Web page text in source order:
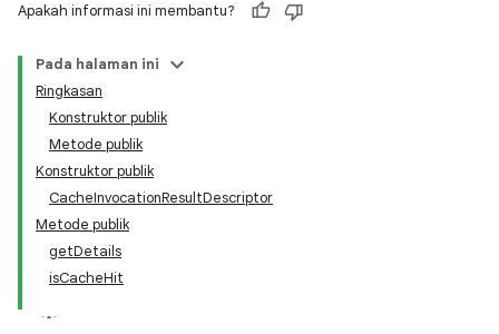
Apakah informasi ini membantu?
Pada halaman ini
Ringkasan
Konstruktor publik
Metode publik
Konstruktor publik
CacheInvocationResultDescriptor
Metode publik
getDetails
isCacheHit